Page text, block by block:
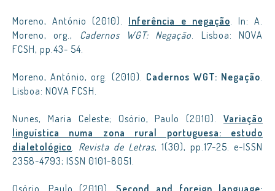
Moreno, António (2010). Inferência e negação. In: A.
Moreno, org., Cadernos WGT: Negação. Lisboa: NOVA
FCSH, pp.43- 54.
Moreno, António, org. (2010). Cadernos WGT: Negação.
Lisboa: NOVA FCSH.
Nunes, Maria Celeste; Osório, Paulo (2010). Variação
linguística numa zona rural portuguesa: estudo
dialetológico. Revista de Letras, 1(30), pp.17-25. e-ISSN
2358-4793; ISSN 0101-8051.
Osório, Paulo (2010). Second and foreign language: